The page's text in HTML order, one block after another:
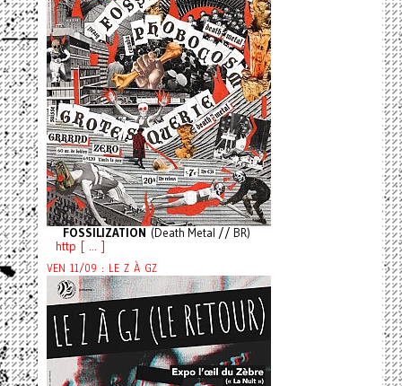
FOSSILIZATION (Death Metal // BR)
http [ ... ]
VEN 11/09 : LE Z À GZ